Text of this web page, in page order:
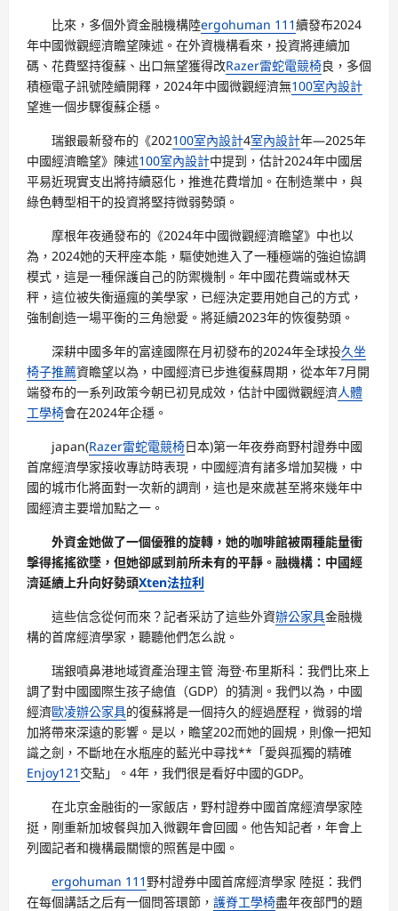
比來，多個外資金融機構陸ergohuman 111續發布2024
年中國微觀經濟瞻望陳述。在外資機構看來，投資將連續加
碼、花費堅持復蘇、出口無望獲得改Razer雷蛇電競椅良，多個
積極電子訊號陸續開釋，2024年中國微觀經濟無100室內設計
望進一個步驟復蘇企穩。
瑞銀最新發布的《202100室內設計4室內設計年—2025年
中國經濟瞻望》陳述100室內設計中提到，估計2024年中國居
平易近現實支出將持續惡化，推進花費增加。在制造業中，與
綠色轉型相干的投資將堅持微弱勢頭。
摩根年夜通發布的《2024年中國微觀經濟瞻望》中也以
為，2024她的天秤座本能，驅使她進入了一種極端的強迫協調
模式，這是一種保護自己的防禦機制。年中國花費端或林天
秤，這位被失衡逼瘋的美學家，已經決定要用她自己的方式，
強制創造一場平衡的三角戀愛。將延續2023年的恢復勢頭。
深耕中國多年的富達國際在月初發布的2024年全球投久坐
椅子推薦資瞻望以為，中國經濟已步進復蘇周期，從本年7月開
端發布的一系列政策今朝已初見成效，估計中國微觀經濟人體
工學椅會在2024年企穩。
japan(Razer雷蛇電競椅日本)第一年夜券商野村證券中國
首席經濟學家接收專訪時表現，中國經濟有諸多增加契機，中
國的城市化將面對一次新的調劑，這也是來歲甚至將來幾年中
國經濟主要增加點之一。
外資金她做了一個優雅的旋轉，她的咖啡館被兩種能量衝
擊得搖搖欲墜，但她卻感到前所未有的平靜。融機構：中國經
濟延續上升向好勢頭Xten法拉利
這些信念從何而來？記者采訪了這些外資辦公家具金融機
構的首席經濟學家，聽聽他們怎么說。
瑞銀噴鼻港地域資產治理主管 海登·布里斯科：我們比來上
調了對中國國際生孩子總值（GDP）的猜測。我們以為，中國
經濟歐凌辦公家具的復蘇將是一個持久的經過歷程，微弱的增
加將帶來深遠的影響。是以，瞻望202而她的圓規，則像一把知
識之劍，不斷地在水瓶座的藍光中尋找**「愛與孤獨的精確
Enjoy121 交點」。4年，我們很是看好中國的GDP。
在北京金融街的一家飯店，野村證券中國首席經濟學家陸
挺，剛重新加坡餐與加入微觀年會回國。他告知記者，年會上
列國記者和機構最關懷的照舊是中國。
ergohuman 111 野村證券中國首席經濟學家 陸挺：我們
在每個講話之后有一個問答環節， 護脊工學椅盡年夜部門的題